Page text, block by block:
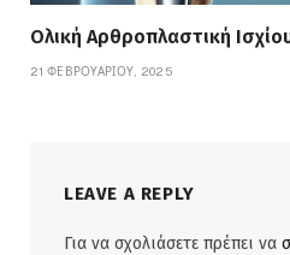
Ολική Αρθροπλαστική
21 ΦΕΒΡΟΥΑΡΊΟΥ, 2025
LEAVE A REPLY
Για να σχολιάσετε πρέπει να